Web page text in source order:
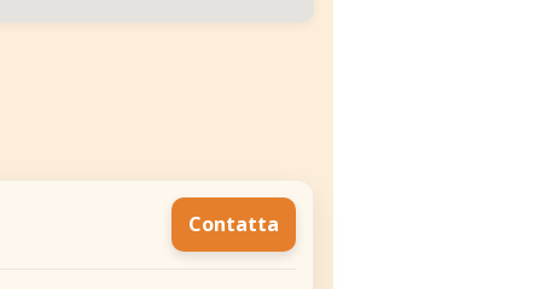
Contatta